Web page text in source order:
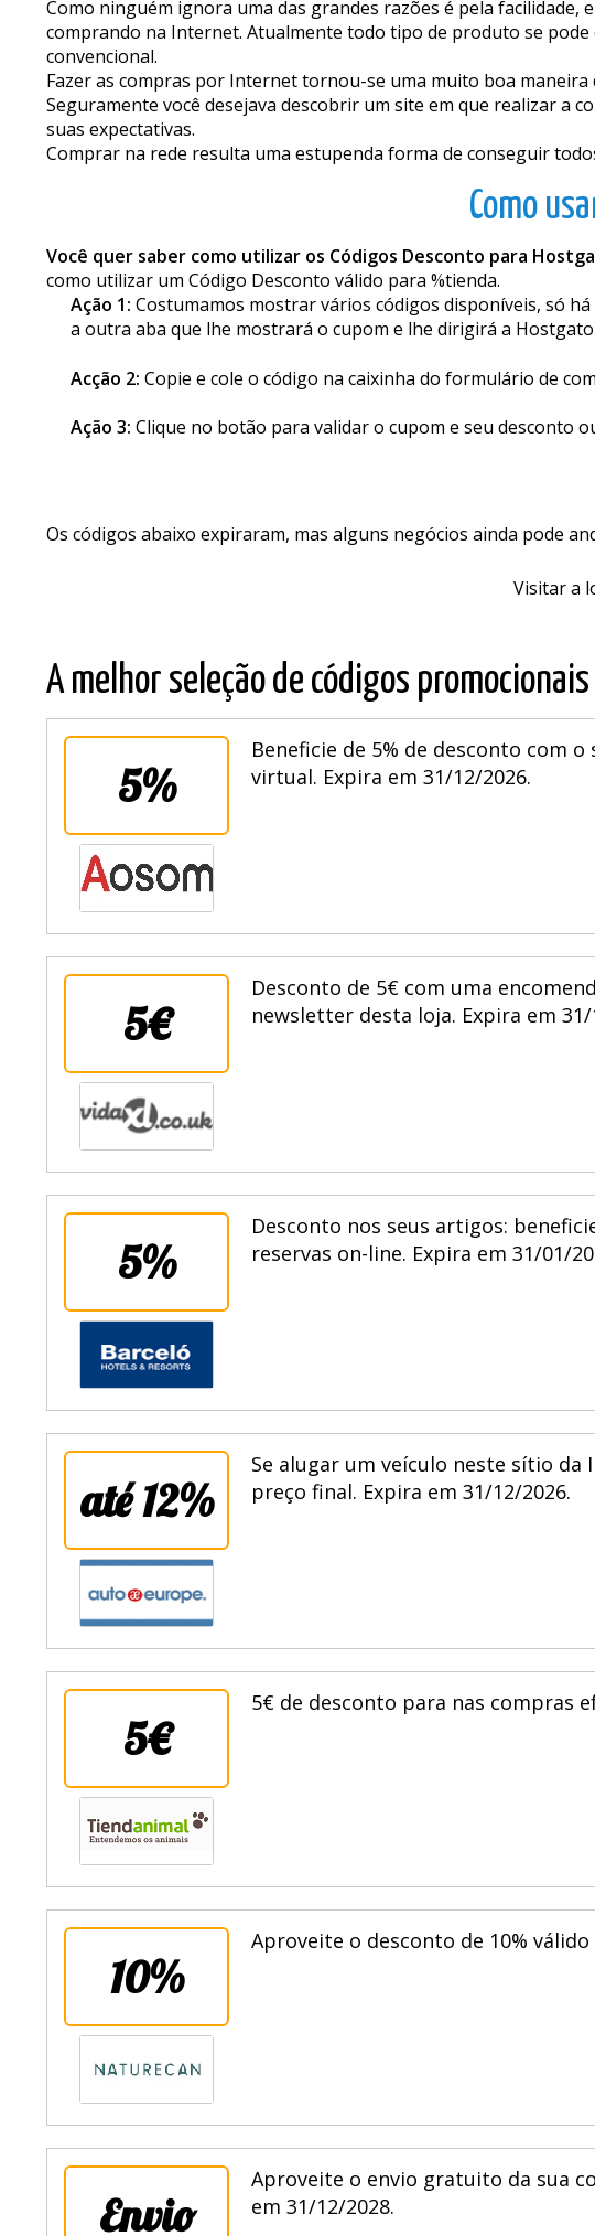
Como ninguém ignora uma das grandes razões é pela
comprando na Internet. Atualmente todo tipo de produto se
convencional.
Fazer as compras por Internet tornou-se uma muito boa
Seguramente você desejava descobrir um site em que realizar a
suas expectativas.
Comprar na rede resulta uma estupenda forma de conseguir
Como
Você quer saber como utilizar os Códigos Desconto para
como utilizar um Código Desconto válido para %tienda.
Ação 1: Costumamos mostrar vários códigos disponíveis, só
a outra aba que lhe mostrará o cupom e lhe dirigirá a
Acção 2: Copie e cole o código na caixinha do formulário de
Ação 3: Clique no botão para validar o cupom e seu desconto
Os códigos abaixo expiraram, mas alguns negócios ainda pode
Visitar a
A melhor seleção de códigos
5%
Beneficie de 5% de desconto com
virtual. Expira em 31/12/2026.
5€
Desconto de 5€ com uma
newsletter desta loja. Expira em 31/
5%
Desconto nos seus artigos:
reservas on-line. Expira em 31/01/
até 12%
Se alugar um veículo neste sítio
preço final. Expira em 31/12/2026.
5€
5€ de desconto para nas compras
10%
Aproveite o desconto de 10%
Envio
Aproveite o envio gratuito da sua
em 31/12/2028.